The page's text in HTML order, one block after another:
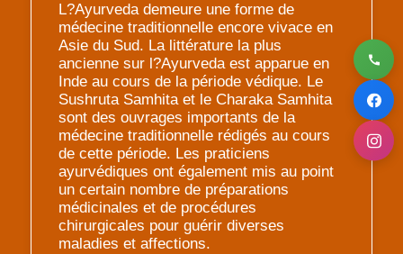
L?Ayurveda demeure une forme de
médecine traditionnelle encore vivace en
Asie du Sud. La littérature la plus
ancienne sur l?Ayurveda est apparue en
Inde au cours de la période védique. Le
Sushruta Samhita et le Charaka Samhita
sont des ouvrages importants de la
médecine traditionnelle rédigés au cours
de cette période. Les praticiens
ayurvédiques ont également mis au point
un certain nombre de préparations
médicinales et de procédures
chirurgicales pour guérir diverses
maladies et affections.